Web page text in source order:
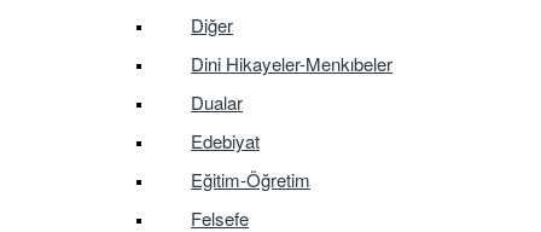
Diğer
Dini Hikayeler-Menkıbeler
Dualar
Edebiyat
Eğitim-Öğretim
Felsefe